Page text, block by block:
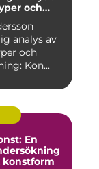
och
analys av
och
Inledning: Kon...
En
konstform